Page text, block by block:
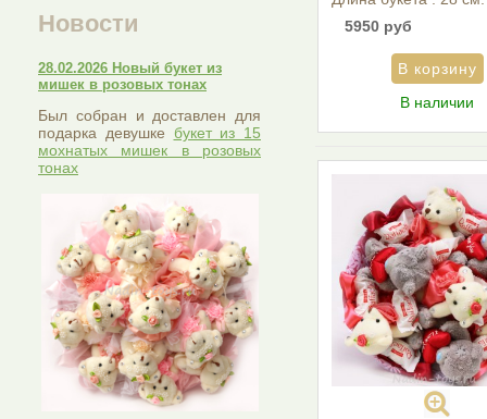
Новости
28.02.2026 Новый букет из
мишек в розовых тонах
Был собран и доставлен для
подарка девушке букет из 15
мохнатых мишек в розовых
тонах
5950 руб
В наличии